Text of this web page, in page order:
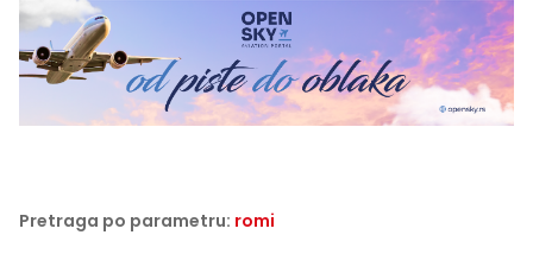
Pretraga po parametru: romi